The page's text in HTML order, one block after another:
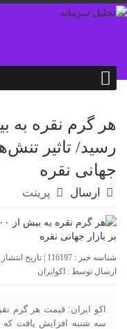
رسید/ تاثیر
جهانی نقره
ارسال پرینت
شناسه خبر : 116197 | تاریخ انتشار : ۰۹ بهمن ۱۴۰۴ - ۶:۵۰ | 75 بازدید | تعداد دیدگاه :
ارسال توسط : اکوایران
سه شنبه افزایش یافت که